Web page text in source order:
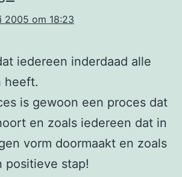
2005 om 18:23
iedereen inderdaad alle
heeft.
is gewoon een proces dat
en zoals iedereen dat in
vorm doormaakt en zoals
positieve stap!